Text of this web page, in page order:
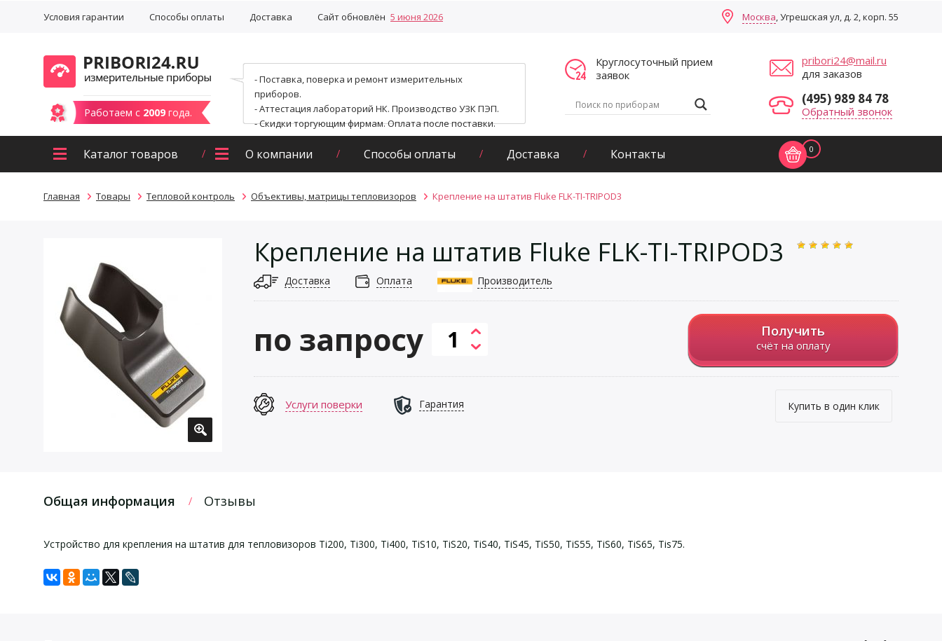
Условия гарантии Способы оплаты Доставка Сайт обновлён 5 июня 2026 Москва, Угрешская ул, д. 2, корп. 55
Работаем с 2009 года.
- Поставка, поверка и ремонт измерительных
приборов.
- Аттестация лабораторий НК. Производство УЗК ПЭП.
- Скидки торгующим фирмам. Оплата после поставки.
Круглосуточный прием
заявок
pribori24@mail.ru
для заказов
(495) 989 84 78
Обратный звонок
Каталог товаров О компании Способы оплаты Доставка Контакты 0
Главная Товары Тепловой контроль Объективы, матрицы тепловизоров Крепление на штатив Fluke FLK-TI-TRIPOD3
Крепление на штатив Fluke FLK-TI-TRIPOD3
Доставка Оплата Производитель
по запросу Получить
счёт на оплату
Купить в один клик
Услуги поверки Гарантия
Общая информация Отзывы
Устройство для крепления на штатив для тепловизоров Ti200, Ti300, Ti400, TiS10, TiS20, TiS40, TiS45, TiS50, TiS55, TiS60, TiS65, Tis75.